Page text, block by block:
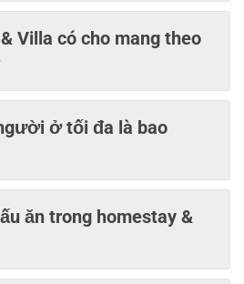
Villa có cho mang theo
ở tối đa là bao
ăn trong homestay &